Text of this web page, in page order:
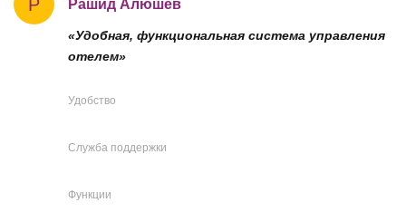
Р Рашид Алюшев
«Удобная, функциональная система управления
отелем»
Удобство
Служба поддержки
Функции